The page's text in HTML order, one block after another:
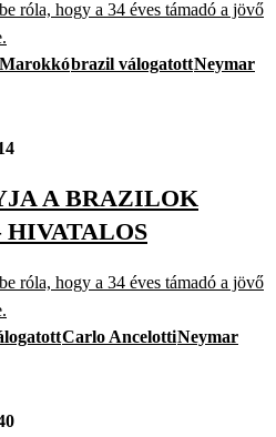
róla, hogy a 34 éves támadó a jövő
Marokkóbrazil válogatottNeymar
A BRAZILOK
HIVATALOS
róla, hogy a 34 éves támadó a jövő
Carlo AncelottiNeymar